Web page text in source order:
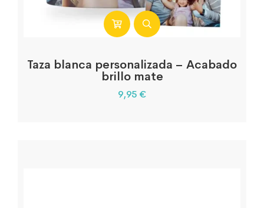
Taza blanca personalizada – Acabado
brillo mate
9,95 €